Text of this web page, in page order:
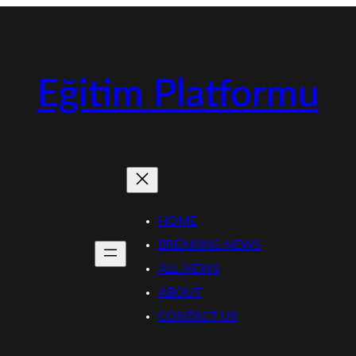
Eğitim Platformu
HOME
BREAKING NEWS
ALL NEWS
ABOUT
CONTACT US